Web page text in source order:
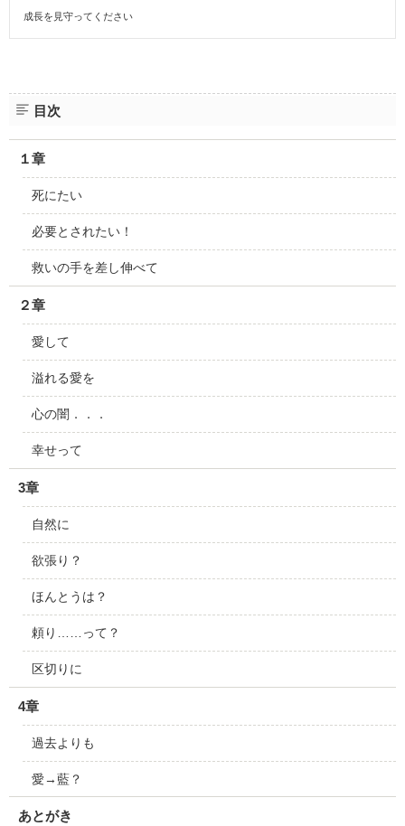
成長を見守ってください
目次
１章
死にたい
必要とされたい！
救いの手を差し伸べて
２章
愛して
溢れる愛を
心の闇．．．
幸せって
3章
自然に
欲張り？
ほんとうは？
頼り……って？
区切りに
4章
過去よりも
愛→藍？
あとがき